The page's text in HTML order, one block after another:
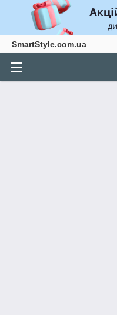
SmartStyle.com.ua